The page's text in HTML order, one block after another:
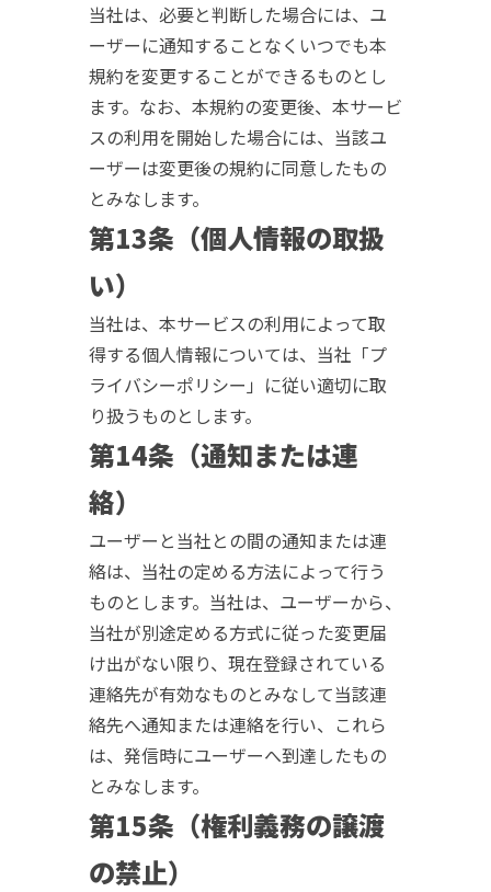
当社は、必要と判断した場合には、ユ
ーザーに通知することなくいつでも本
規約を変更することができるものとし
ます。なお、本規約の変更後、本サービ
スの利用を開始した場合には、当該ユ
ーザーは変更後の規約に同意したもの
とみなします。
第13条（個人情報の取扱
い）
当社は、本サービスの利用によって取
得する個人情報については、当社「プ
ライバシーポリシー」に従い適切に取
り扱うものとします。
第14条（通知または連
絡）
ユーザーと当社との間の通知または連
絡は、当社の定める方法によって行う
ものとします。当社は、ユーザーから、
当社が別途定める方式に従った変更届
け出がない限り、現在登録されている
連絡先が有効なものとみなして当該連
絡先へ通知または連絡を行い、これら
は、発信時にユーザーへ到達したもの
とみなします。
第15条（権利義務の譲渡
の禁止）